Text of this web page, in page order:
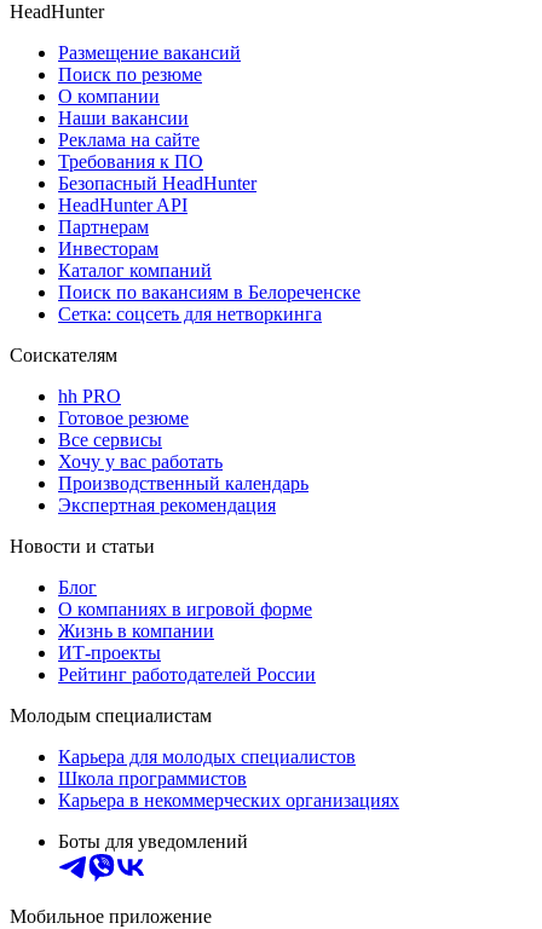
HeadHunter
Размещение вакансий
Поиск по резюме
О компании
Наши вакансии
Реклама на сайте
Требования к ПО
Безопасный HeadHunter
HeadHunter API
Партнерам
Инвесторам
Каталог компаний
Поиск по вакансиям в Белореченске
Сетка: соцсеть для нетворкинга
Соискателям
hh PRO
Готовое резюме
Все сервисы
Хочу у вас работать
Производственный календарь
Экспертная рекомендация
Новости и статьи
Блог
О компаниях в игровой форме
Жизнь в компании
ИТ-проекты
Рейтинг работодателей России
Молодым специалистам
Карьера для молодых специалистов
Школа программистов
Карьера в некоммерческих организациях
Боты для уведомлений
Мобильное приложение